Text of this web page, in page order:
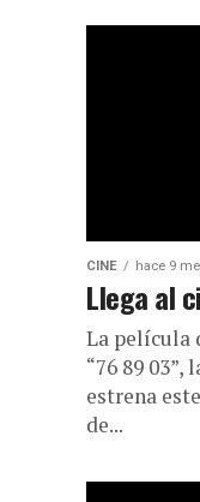
CINE hace 9
Llega al
La película
“76 89
estrena
de...